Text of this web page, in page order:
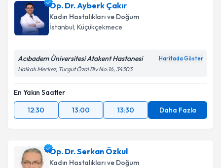
Op. Dr. Ayberk Çakır
Kadın Hastalıkları ve Doğum
İstanbul, Küçükçekmece
Acıbadem Üniversitesi Atakent Hastanesi Haritada Göster
Halkalı Merkez, Turgut Özal Blv No:16, 34303
En Yakın Saatler
12:30
13:00 13:30 Daha Fazla
Op. Dr. Serkan Özkul
Kadın Hastalıkları ve Doğum